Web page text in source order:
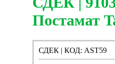
Постамат
СДЕК | КОД: AST59